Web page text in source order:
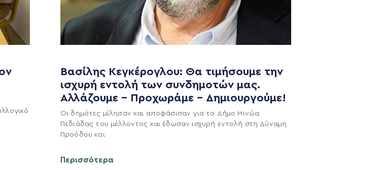
Βασίλης Κεγκέρογλου: Θα τιμήσουμε την
ισχυρή εντολή των συνδημοτών μας.
Αλλάζουμε – Προχωράμε – Δημιουργούμε!
Οι δημότες μίλησαν και αποφάσισαν για το Δήμο Μινώα
Πεδιάδας του μέλλοντος και έδωσαν ισχυρή εντολή στη Δύναμη
Προόδου και
Περισσότερα
ΕΚΛΟΓΙΚΌ ΚΈΝΤΡΟ
+(30) 289 102 4800
kegkeroglou@gmail.com
NEWSLETTER